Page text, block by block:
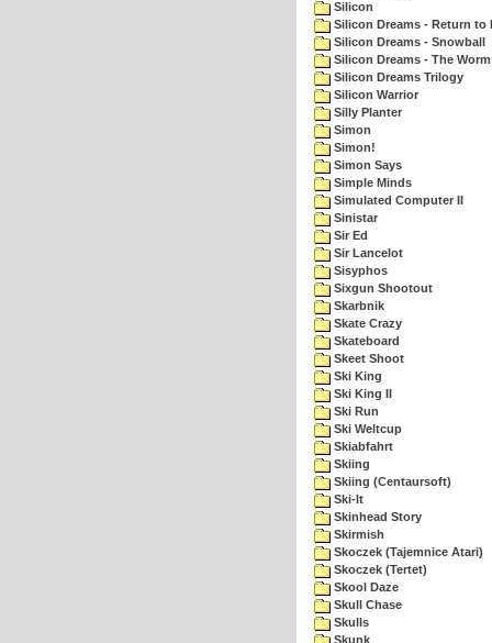
Silicon
Silicon Dreams - Return to
Silicon Dreams - Snowball
Silicon Dreams - The
Silicon Dreams Trilogy
Silicon Warrior
Silly Planter
Simon
Simon!
Simon Says
Simple Minds
Simulated Computer II
Sinistar
Sir Ed
Sir Lancelot
Sisyphos
Sixgun Shootout
Skarbnik
Skate Crazy
Skateboard
Skeet Shoot
Ski King
Ski King II
Ski Run
Ski Weltcup
Skiabfahrt
Skiing
Skiing (Centaursoft)
Ski-It
Skinhead Story
Skirmish
Skoczek (Tajemnice Atari)
Skoczek (Tertet)
Skool Daze
Skull Chase
Skulls
Skunk